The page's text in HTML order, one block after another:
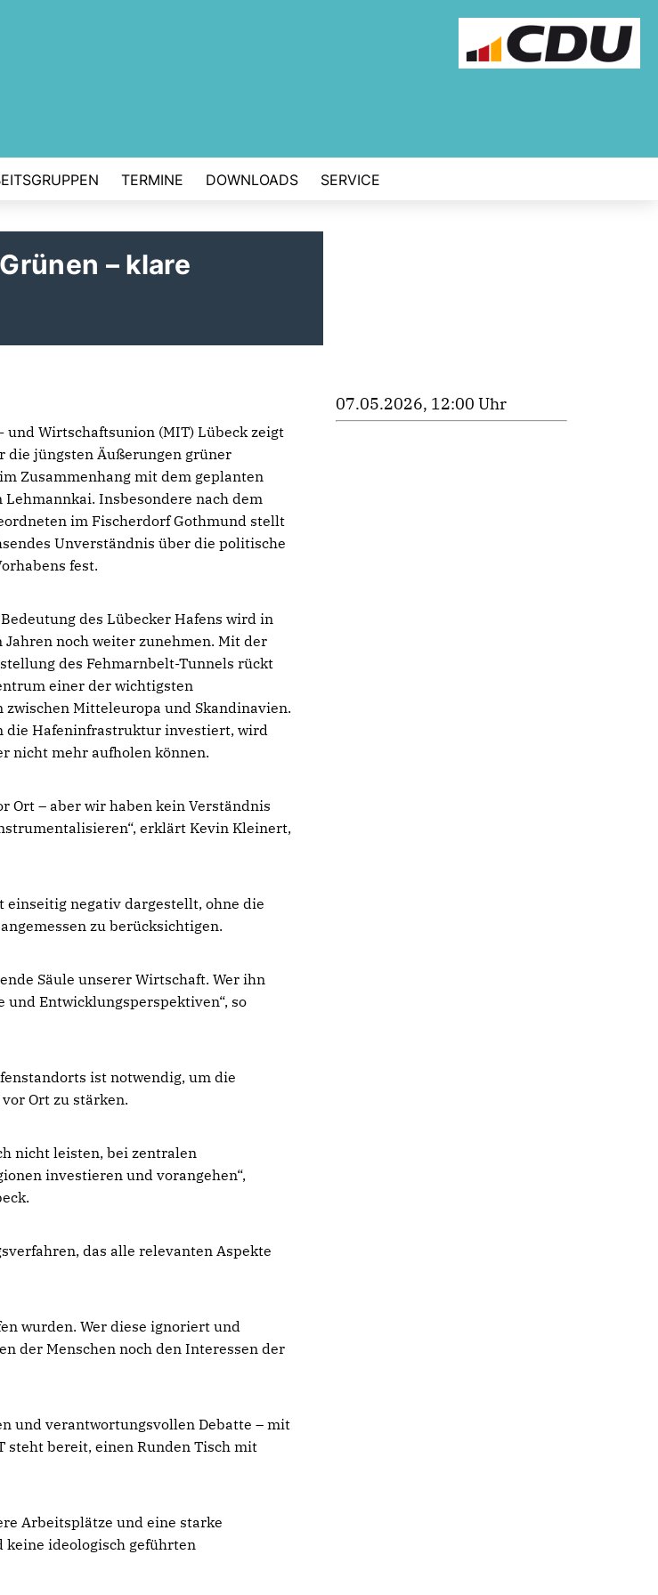
TERMINE DOWNLOADS SERVICE
– klare
und Wirtschaftsunion (MIT) Lübeck zeigt
jüngsten Äußerungen grüner
Zusammenhang mit dem geplanten
Insbesondere nach dem
im Fischerdorf Gothmund stellt
Unverständnis über die politische
fest.
des Lübecker Hafens wird in
Jahren noch weiter zunehmen. Mit der
des Fehmarnbelt-Tunnels rückt
einer der wichtigsten
zwischen Mitteleuropa und Skandinavien.
die Hafeninfrastruktur investiert, wird
nicht mehr aufholen können.
Ort – aber wir haben kein Verständnis
erklärt Kevin Kleinert,
negativ dargestellt, ohne die
zu berücksichtigen.
Säule unserer Wirtschaft. Wer ihn
Entwicklungsperspektiven“, so
ist notwendig, um die
Ort zu stärken.
nicht leisten, bei zentralen
investieren und vorangehen“,
das alle relevanten Aspekte
wurden. Wer diese ignoriert und
der Menschen noch den Interessen der
und verantwortungsvollen Debatte – mit
steht bereit, einen Runden Tisch mit
Arbeitsplätze und eine starke
ideologisch geführten
07.05.2026, 12:00 Uhr